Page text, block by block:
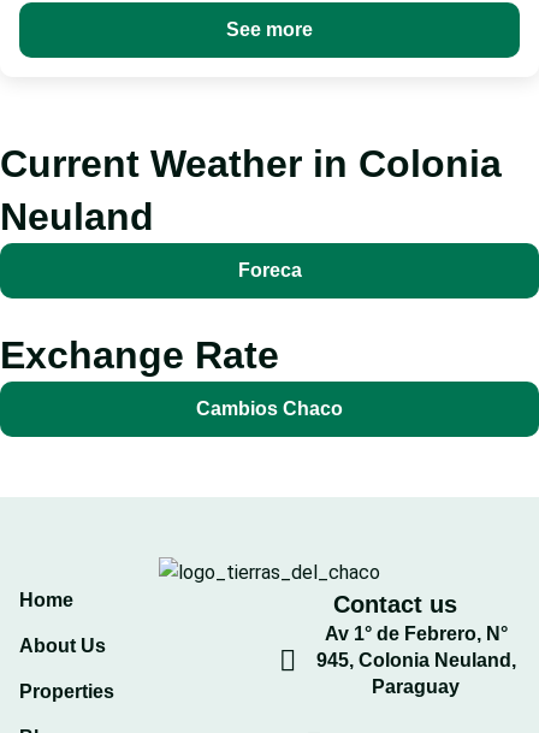
See more
Current Weather in Colonia
Neuland
Foreca
Exchange Rate
Cambios Chaco
Home
About Us
Properties
Contact us
Av 1° de Febrero, N°
945, Colonia Neuland,
Paraguay